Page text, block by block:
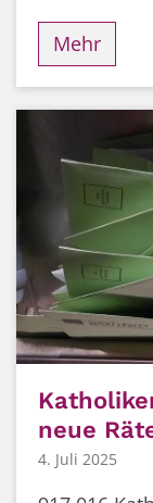
Mehr
neue
4. Juli 2025